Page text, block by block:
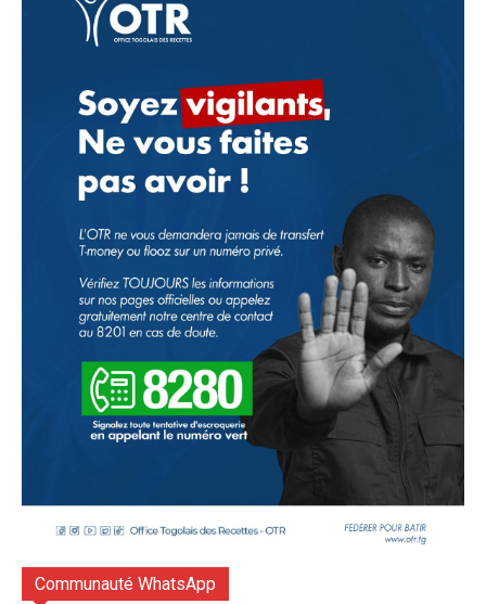
Communauté WhatsApp